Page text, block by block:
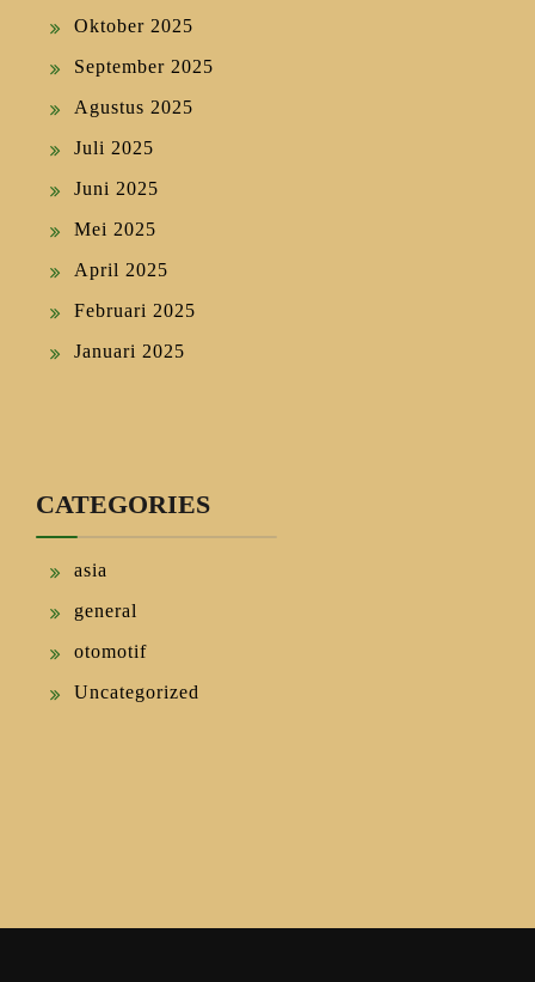
Oktober 2025
September 2025
Agustus 2025
Juli 2025
Juni 2025
Mei 2025
April 2025
Februari 2025
Januari 2025
CATEGORIES
asia
general
otomotif
Uncategorized